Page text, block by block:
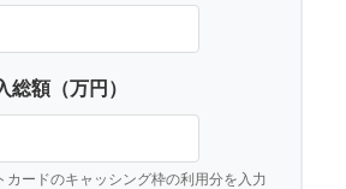
額（万円）
ードのキャッシング枠の利用分を入力